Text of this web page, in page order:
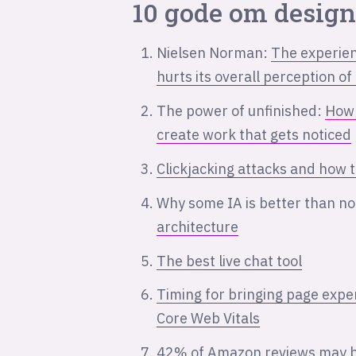
10 gode om
Nielsen Norman: The
hurts its overall perception
The power of unfinished:
create work that gets noticed
Clickjacking attacks and how
Why some IA is better than
architecture
The best live chat tool
Timing for bringing page
Core Web Vitals